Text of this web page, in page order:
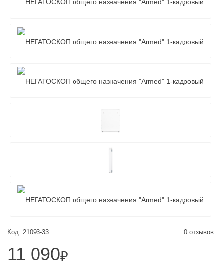
Код: 21093-33 0 отзывов
11 090₽